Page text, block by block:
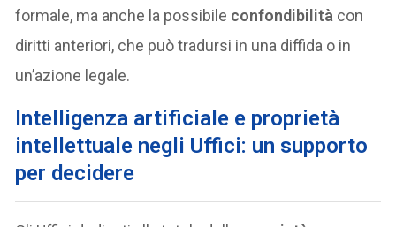
formale, ma anche la possibile confondibilità con
diritti anteriori, che può tradursi in una diffida o in
un’azione legale.
Intelligenza artificiale e proprietà
intellettuale negli Uffici: un supporto
per decidere